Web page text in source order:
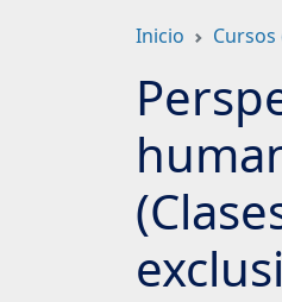
Inicio